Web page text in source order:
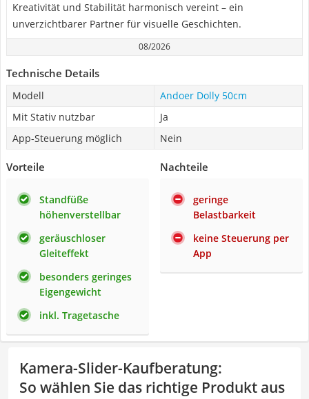
Kreativität und Stabilität harmonisch vereint – ein
unverzichtbarer Partner für visuelle Geschichten.
08/2026
Technische Details
Modell
Andoer Dolly 50cm
Mit Stativ nutzbar
Ja
App-Steuerung möglich
Nein
Vorteile
Standfüße
höhenverstellbar
geräuschloser
Gleiteffekt
besonders geringes
Eigengewicht
inkl. Tragetasche
Nachteile
geringe
Belastbarkeit
keine Steuerung per
App
Kamera-Slider-Kaufberatung:
So wählen Sie das richtige Produkt aus